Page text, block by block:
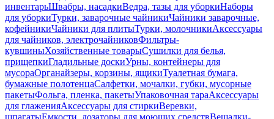
инвентарьШвабры, насадкиВедра, тазы для уборкиНаборы
для уборкиТурки, заварочные чайникиЧайники заварочные,
кофейникиЧайники для плитыТурки, молочникиАксессуары
для чайников, электрочайниковФильтры-
кувшиныХозяйственные товарыСушилки для белья,
прищепкиГладильные доскиУрны, контейнеры для
мусораОрганайзеры, корзины, ящикиТуалетная бумага,
бумажные полотенцаСалфетки, мочалки, губки, мусорные
пакетыФольга, пленка, пакетыУпаковочная тараАксессуары
для глаженияАксессуары для стиркиВеревки,
шпагатыЕмкости, дозаторы для моющих средствВешалки-